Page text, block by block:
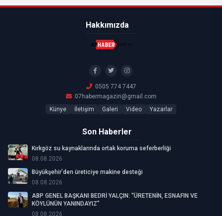
Hakkımızda
0505 774 7447
07habermagazin@gmail.com
Künye
İletişim Galeri Video Yazarlar
Son Haberler
Kırkgöz su kaynaklarında ortak koruma seferberliği
08.08.2026
Büyükşehir’den üreticiye makine desteği
08.08.2026
ABP GENEL BAŞKANI BEDRİ YALÇIN: “ÜRETENİN, ESNAFIN VE
KÖYLÜNÜN YANINDAYIZ”
08.08.2026